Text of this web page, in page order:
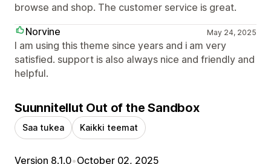
browse and shop. The customer service is great.
Norvine
May 24, 2025
I am using this theme since years and i am very
satisfied. support is also always nice and friendly and
helpful.
Suunnitellut Out of the Sandbox
Saa tukea Kaikki teemat
Version 8.1.0•October 02, 2025